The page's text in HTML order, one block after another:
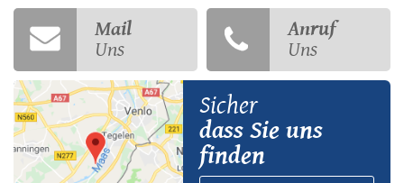
Mail
Uns
Anruf
Uns
Sicher
dass Sie uns
finden